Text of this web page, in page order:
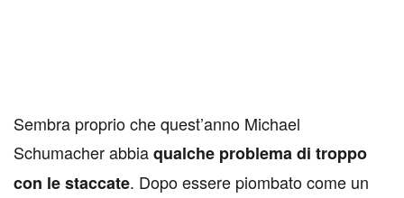
Sembra proprio che quest’anno Michael
Schumacher abbiaqualche problema di troppo
con le staccate. Dopo essere piombato come un